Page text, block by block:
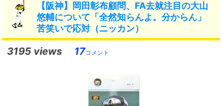
【阪神】岡田彰布顧問、FA去就注目の大山
悠輔について「全然知らんよ。分からん」
苦笑いで応対（ニッカン）
3195 views 17コメント